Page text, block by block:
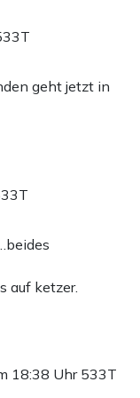
geht jetzt in
auf ketzer.
18:38 Uhr 533T